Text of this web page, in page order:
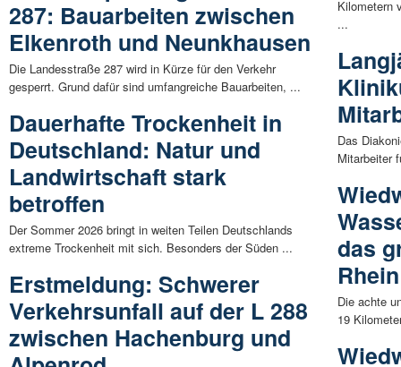
287: Bauarbeiten zwischen
Elkenroth und Neunkhausen
Die Landesstraße 287 wird in Kürze für den Verkehr
gesperrt. Grund dafür sind umfangreiche Bauarbeiten, ...
Dauerhafte Trockenheit in
Deutschland: Natur und
Landwirtschaft stark
betroffen
Der Sommer 2026 bringt in weiten Teilen Deutschlands
extreme Trockenheit mit sich. Besonders der Süden ...
Erstmeldung: Schwerer
Verkehrsunfall auf der L 288
zwischen Hachenburg und
Kilometern
...
Das
Mitarbeiter
das
Rhein
Die achte
19